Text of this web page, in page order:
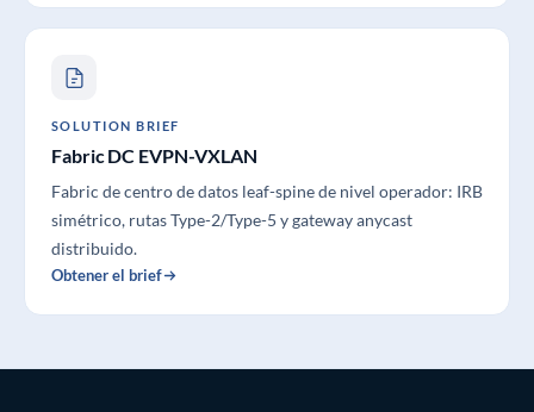
SOLUTION BRIEF
Fabric DC EVPN-VXLAN
Fabric de centro de datos leaf-spine de nivel operador: IRB
simétrico, rutas Type-2/Type-5 y gateway anycast
distribuido.
Obtener el brief